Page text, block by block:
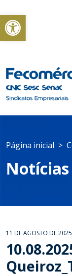
Abrir a barra de
Página inicial
Notícias
11 DE AGOSTO DE 2025